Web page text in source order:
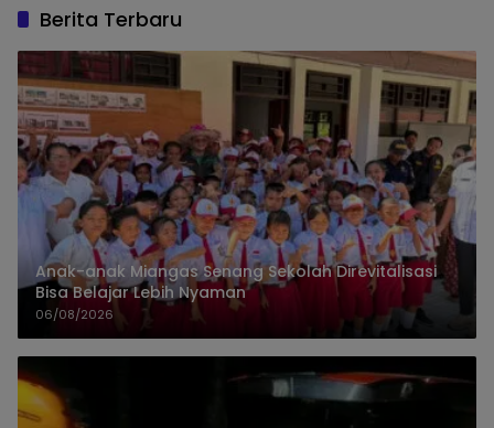
Berita Terbaru
Anak-anak Miangas Senang Sekolah Direvitalisasi
Bisa Belajar Lebih Nyaman
06/08/2026